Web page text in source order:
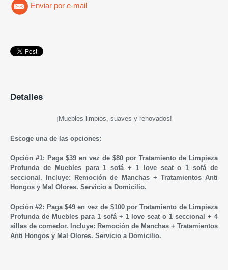
Enviar por e-mail
Detalles
¡Muebles limpios, suaves y renovados!
Escoge una de las opciones:
Opción #1: Paga $39 en vez de $80 por Tratamiento de Limpieza
Profunda de Muebles para 1 sofá + 1 love seat o 1 sofá de
seccional. Incluye: Remoción de Manchas + Tratamientos Anti
Hongos y Mal Olores. Servicio a Domicilio.
Opción #2: Paga $49 en vez de $100 por Tratamiento de Limpieza
Profunda de Muebles para 1 sofá + 1 love seat o 1 seccional + 4
sillas de comedor. Incluye: Remoción de Manchas + Tratamientos
Anti Hongos y Mal Olores. Servicio a Domicilio.